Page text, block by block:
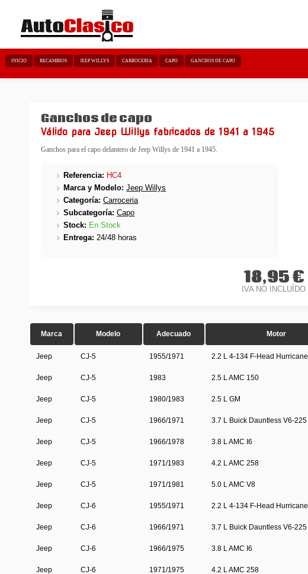
INICIO RECAMBIOS JEEP WILLYS CARROCERIA CAPO GANCHOS DE CAPO
Ganchos de capo
Válido para Jeep Willys fabricados de 1941 a 1945
Ganchos para el capo delantero de Jeep Willys de 1941 a 1945.
Referencia: HC4
Marca y Modelo:Jeep Willys
Categoría:Carroceria
Subcategoría:Capo
Stock: En Stock
Entrega: 24/48 horas
18,95 €
IVA NO INCLUÍDO
Marca Modelo Adecuado Motor
Jeep CJ-5 1955/1971 2.2 L 4-134 F-Head Hurricane
Jeep CJ-5 1983 2.5 L AMC 150
Jeep CJ-5 1980/1983 2.5 L GM
Jeep CJ-5 1966/1971 3.7 L Buick Dauntless V6-225
Jeep CJ-5 1966/1978 3.8 L AMC I6
Jeep CJ-5 1971/1983 4.2 L AMC 258
Jeep CJ-5 1971/1981 5.0 L AMC V8
Jeep CJ-6 1955/1971 2.2 L 4-134 F-Head Hurricane
Jeep CJ-6 1966/1971 3.7 L Buick Dauntless V6-225
Jeep CJ-6 1966/1975 3.8 L AMC I6
Jeep CJ-6 1971/1975 4.2 L AMC 258